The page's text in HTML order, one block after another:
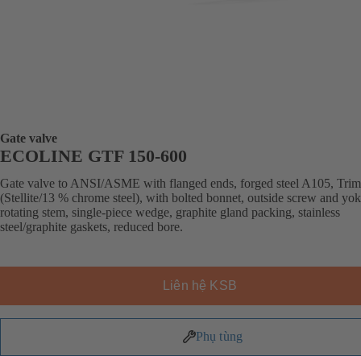
Gate valve
ECOLINE GTF 150-600
Gate valve to ANSI/ASME with flanged ends, forged steel A105,
(Stellite/13 % chrome steel), with bolted bonnet, outside screw and
rotating stem, single-piece wedge, graphite gland packing, stainless
steel/graphite gaskets, reduced bore.
Liên hệ KSB
Phụ tùng